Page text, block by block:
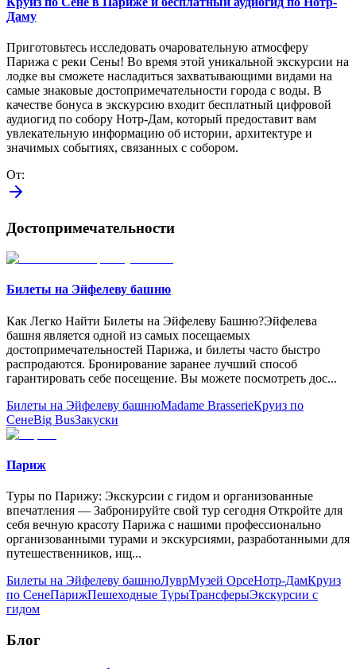
Даму
Приготовьтесь исследовать очаровательную атмосферу
Парижа с реки Сены! Во время этой уникальной экскурсии на
лодке вы сможете насладиться захватывающими видами на
самые знаковые достопримечательности города с воды. В
качестве бонуса в экскурсию входит бесплатный цифровой
аудиогид по собору Нотр-Дам, который предоставит вам
увлекательную информацию об истории, архитектуре и
значимых событиях, связанных с собором.
От:
Достопримечательности
Билеты на Эйфелеву башню
Как Легко Найти Билеты на Эйфелеву Башню?Эйфелева
башня является одной из самых посещаемых
достопримечательностей Парижа, и билеты часто быстро
распродаются. Бронирование заранее лучший способ
гарантировать себе посещение. Вы можете посмотреть дос...
Билеты на Эйфелеву башнюMadame BrasserieКруиз по
СенеBig BusЗакуски
Париж
Туры по Парижу: Экскурсии с гидом и организованные
впечатления — Забронируйте свой тур сегодня Откройте для
себя вечную красоту Парижа с нашими профессионально
организованными турами и экскурсиями, разработанными для
путешественников, ищ...
Билеты на Эйфелеву башнюЛуврМузей ОрсеНотр-ДамКруиз
по СенеПарижПешеходные ТурыТрансферыЭкскурсии с
гидом
Блог